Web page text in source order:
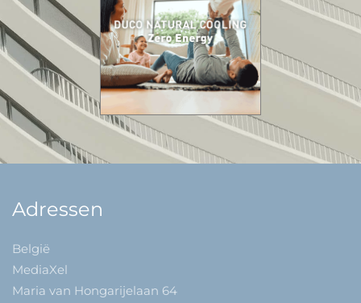
Adressen
België
MediaXel
Maria van Hongarijelaan 64